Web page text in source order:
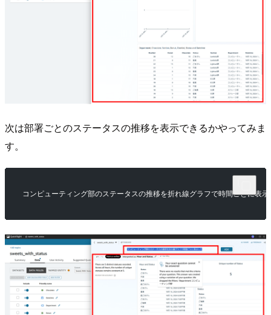
次は部署ごとのステータスの推移を表示できるかやってみま
す。
コンピューティング部のステータスの推移を折れ線グラフで時間ごとに表示